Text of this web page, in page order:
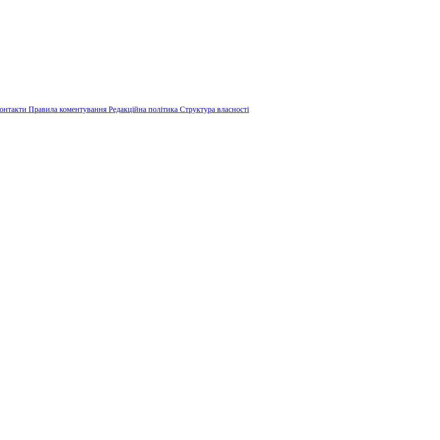
Правила коментування Редакційна політика Структура власності